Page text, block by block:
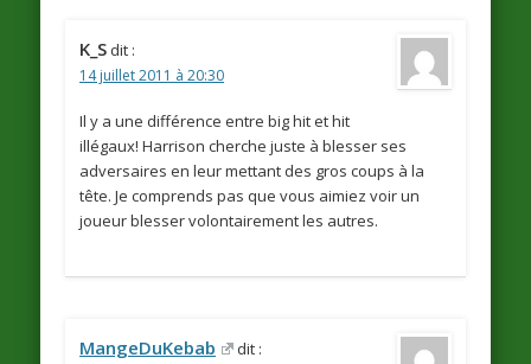
K_S dit :
14 juillet 2011 à 20:30
Il y a une différence entre big hit et hit
illégaux! Harrison cherche juste à blesser ses
adversaires en leur mettant des gros coups à la
tête. Je comprends pas que vous aimiez voir un
joueur blesser volontairement les autres.
MangeDuKebab dit :